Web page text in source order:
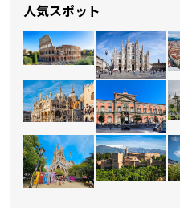
人気スポット